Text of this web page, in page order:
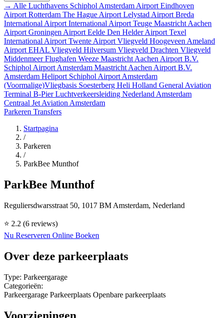
→ Alle Luchthavens Schiphol Amsterdam Airport Eindhoven
Airport Rotterdam The Hague Airport Lelystad Airport Breda
International Airport International Airport Teuge Maastricht Aachen
Airport Groningen Airport Eelde Den Helder Airport Texel
International Airport Twente Airport Vliegveld Hoogeveen Ameland
Airport EHAL Vliegveld Hilversum Vliegveld Drachten Vliegveld
MiddenmeerFlughafen Weeze Maastricht Aachen Airport B.V.
Schiphol Airport Amsterdam Maastricht Aachen Airport B.V.
Amsterdam Heliport Schiphol Airport Amsterdam
(Voormalige)Vliegbasis Soesterberg Heli Holland General Aviation
Terminal B-PierLuchtverkeersleiding Nederland Amsterdam
Centraal Jet Aviation Amsterdam
Parkeren Transfers
Startpagina
/
Parkeren
/
ParkBee Munthof
ParkBee Munthof
Reguliersdwarsstraat 50, 1017 BM Amsterdam, Nederland
⭐ 2.2 (6 reviews)
Nu Reserveren Online Boeken
Over deze parkeerplaats
Type: Parkeergarage
Categorieën:
Parkeergarage Parkeerplaats Openbare parkeerplaats